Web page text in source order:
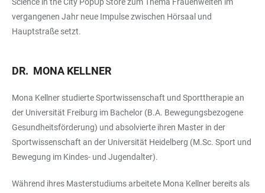
vergangenen Jahr neue Impulse zwischen Hörsaal und
Hauptstraße setzt.
DR. MONA KELLNER
Mona Kellner studierte Sportwissenschaft und Sporttherapie an
der Universität Freiburg im Bachelor (B.A. Bewegungsbezogene
Gesundheitsförderung) und absolvierte ihren Master in der
Sportwissenschaft an der Universität Heidelberg (M.Sc. Sport und
Bewegung im Kindes- und Jugendalter).
Während ihres Masterstudiums arbeitete Mona Kellner bereits als